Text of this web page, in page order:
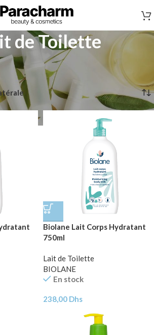
de Toilette
/Bain Bébé
Lait de Toilette
Biolane Lait Corps Hydratant
750ml
Lait de Toilette
BIOLANE
En stock
238,00 Dhs